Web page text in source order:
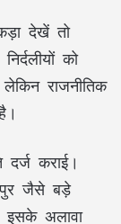
देखें तो
को
राजनीतिक
कराई।
जैसे बड़े
इसके अलावा